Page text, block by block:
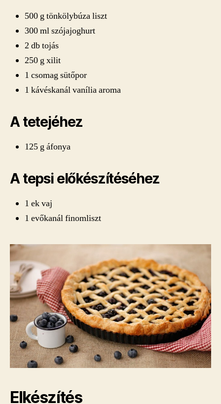
500 g tönkölybúza liszt
300 ml szójajoghurt
2 db tojás
250 g xilit
1 csomag sütőpor
1 kávéskanál vanília aroma
A tetejéhez
125 g áfonya
A tepsi előkészítéséhez
1 ek vaj
1 evőkanál finomliszt
Elkészítés